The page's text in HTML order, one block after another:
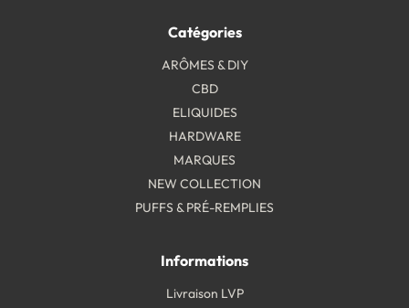
Catégories
ARÔMES & DIY
CBD
ELIQUIDES
HARDWARE
MARQUES
NEW COLLECTION
PUFFS & PRÉ-REMPLIES
Informations
Livraison LVP